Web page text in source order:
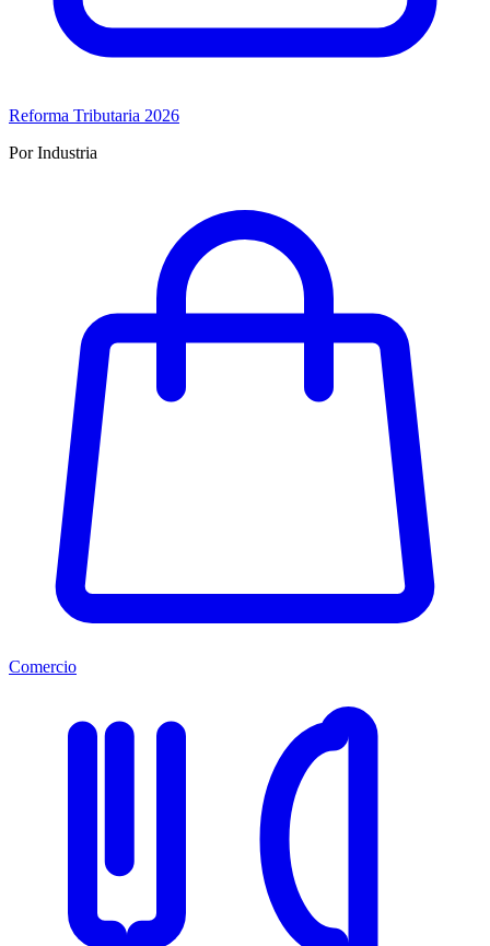
Reforma Tributaria 2026
Por Industria
Comercio